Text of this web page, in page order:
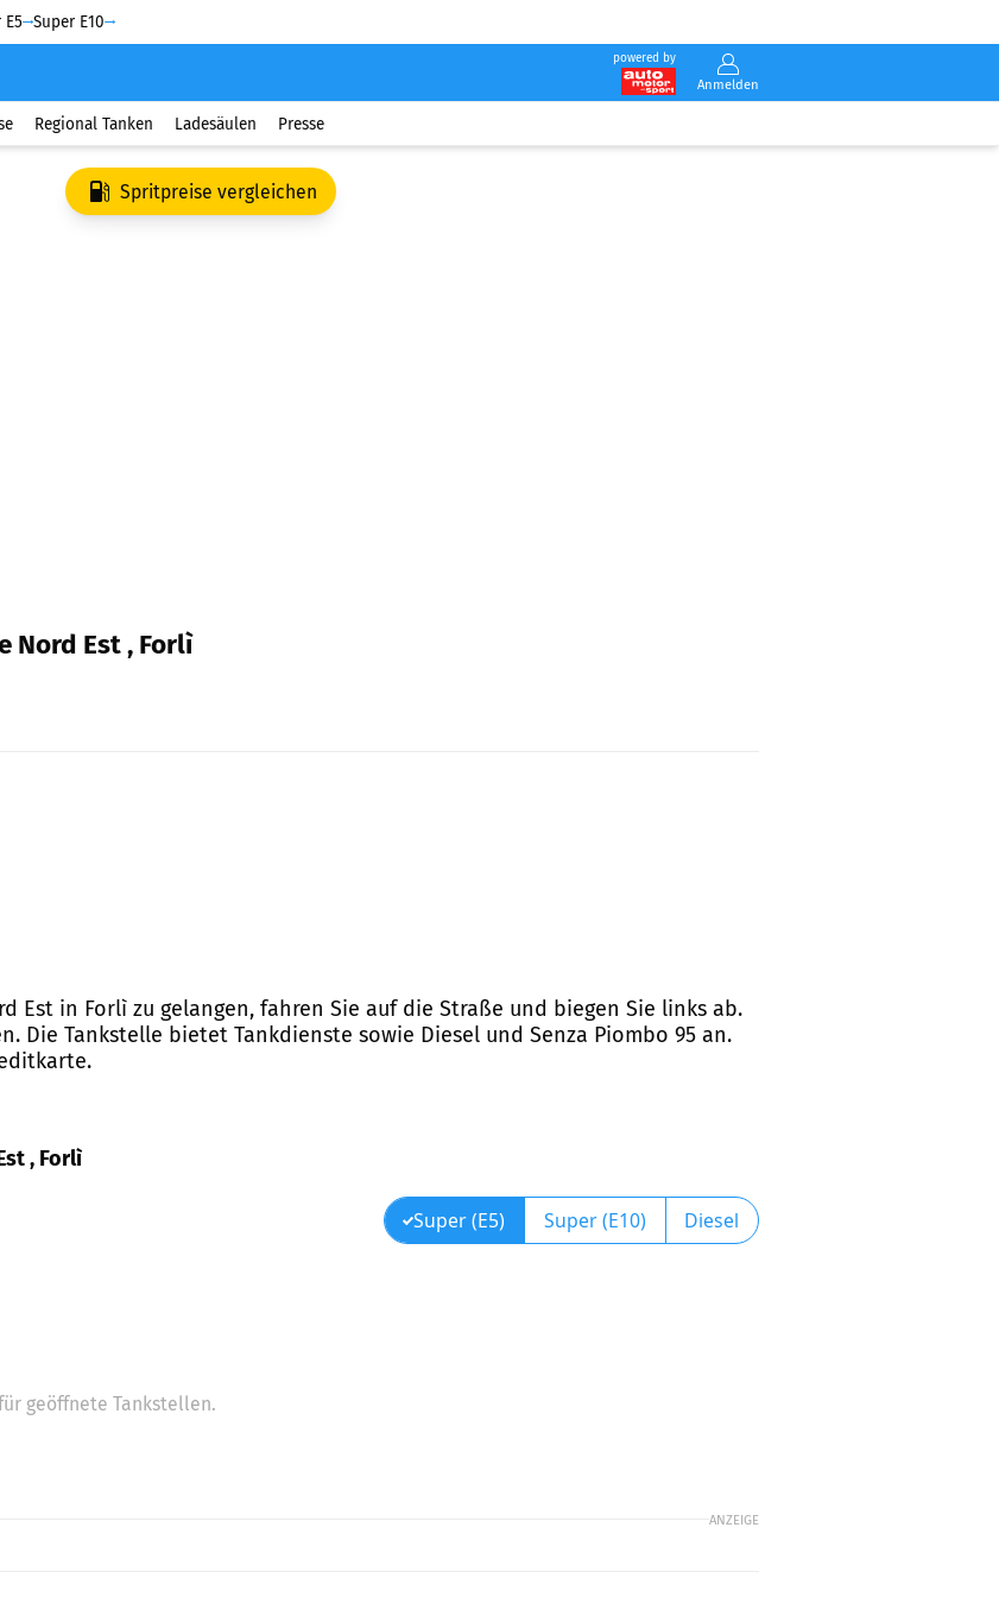
E5 Super E10
powered by
Anmelden
Regional Tanken Ladesäulen Presse
Spritpreise vergleichen
Nord Est , Forlì
Est in Forlì zu gelangen, fahren Sie auf die Straße und biegen Sie links ab.
Die Tankstelle bietet Tankdienste sowie Diesel und Senza Piombo 95 an.
, Forlì
Super (E5) Super (E10) Diesel
geöffnete Tankstellen.
ANZEIGE